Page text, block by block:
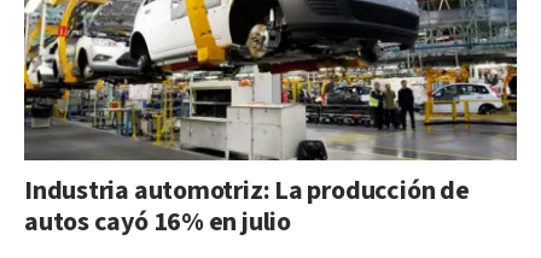
Industria automotriz: La producción de
autos cayó 16% en julio